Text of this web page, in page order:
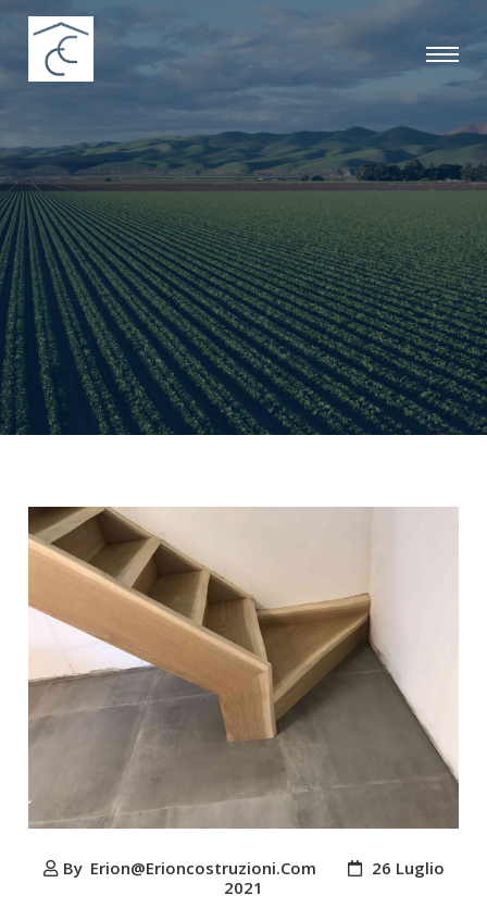
By Erion@erioncostruzioni.com
26 Luglio
2021